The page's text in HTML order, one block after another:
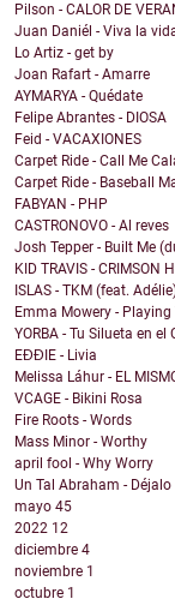
Pilson - CALOR DE
Juan Daniél - Viva la
Lo Artiz - get by
Joan Rafart - Amarre
AYMARYA - Quédate
Felipe Abrantes - DIOSA
Feid - VACAXIONES
Carpet Ride - Call Me
Carpet Ride - Baseball
FABYAN - PHP
CASTRONOVO - Al reves
Josh Tepper - Built Me
KID TRAVIS - CRIMSON
ISLAS - TKM (feat.
Emma Mowery - Playing
YORBA - Tu Silueta en el
EĐĐIE - Livia
Melissa Láhur - EL
VCAGE - Bikini Rosa
Fire Roots - Words
Mass Minor - Worthy
april fool - Why Worry
Un Tal Abraham - Déjalo
mayo 45
2022 12
diciembre 4
noviembre 1
octubre 1